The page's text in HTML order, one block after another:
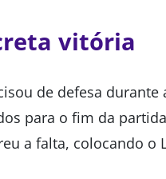
vitória
de defesa
para o fim da
a falta, colocando o